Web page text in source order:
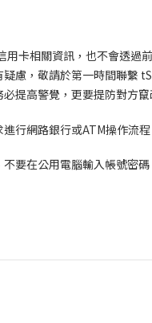
卡相關資訊，也不會透過
慮，敬請於第一時間聯繫
提高警覺，更要提防對方
行網路銀行或ATM操作流
要在公用電腦輸入帳號密碼